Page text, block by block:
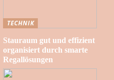
TECHNIK
Stauraum gut und effizient
organisiert durch smarte
Regallösungen